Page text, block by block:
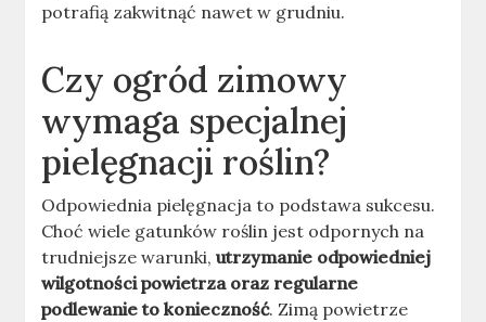
potrafią zakwitnąć nawet w grudniu.
Czy ogród zimowy
wymaga specjalnej
pielęgnacji roślin?
Odpowiednia pielęgnacja to podstawa sukcesu.
Choć wiele gatunków roślin jest odpornych na
trudniejsze warunki,utrzymanie odpowiedniej
wilgotności powietrza oraz regularne
podlewanie to konieczność. Zimą powietrze